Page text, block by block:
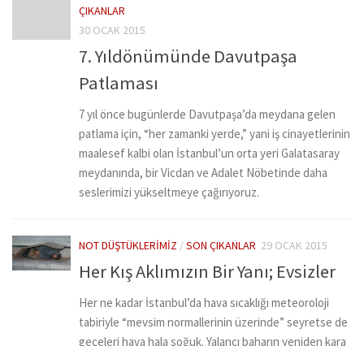
ÇIKANLAR
30 OCAK 2015
7. Yıldönümünde Davutpaşa
Patlaması
7 yıl önce bugünlerde Davutpaşa’da meydana gelen
patlama için, “her zamanki yerde,” yani iş cinayetlerinin
maalesef kalbi olan İstanbul’un orta yeri Galatasaray
meydanında, bir Vicdan ve Adalet Nöbetinde daha
seslerimizi yükseltmeye çağırıyoruz.
NOT DÜŞTÜKLERIMIZ /SON ÇIKANLAR 29 OCAK 2015
Her Kış Aklımızın Bir Yanı; Evsizler
Her ne kadar İstanbul’da hava sıcaklığı meteoroloji
tabiriyle “mevsim normallerinin üzerinde” seyretse de
geceleri hava hala soğuk. Yalancı baharın yeniden kara